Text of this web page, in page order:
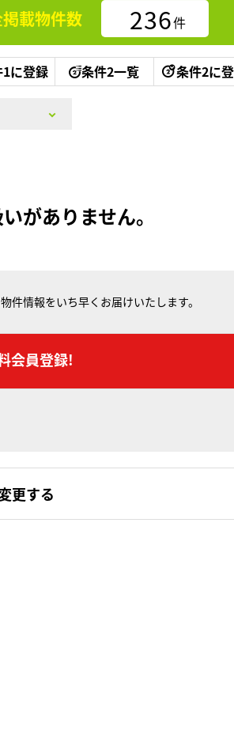
載物件数 236件
に登録 条件2一覧 条件2に
がありません。
情報をいち早くお届けいたします。
会員登録!
更する